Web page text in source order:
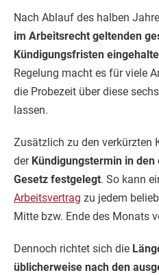
Nach Ablauf des halben
im Arbeitsrecht geltenden
Kündigungsfristen
Regelung macht es für viele
die Probezeit über diese
lassen.
Zusätzlich zu den verkürzten
der Kündigungstermin in
Gesetz festgelegt. So kann
Arbeitsvertrag zu jedem
Mitte bzw. Ende des Monats
Dennoch richtet sich die
üblicherweise nach den